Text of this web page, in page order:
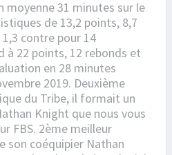
moyenne 31 minutes sur le
de 13,2 points, 8,7
contre pour 14
à 22 points, 12 rebonds et
en 28 minutes
2019. Deuxième
du Tribe, il formait un
Knight que nous vous
FBS. 2ème meilleur
son coéquipier Nathan